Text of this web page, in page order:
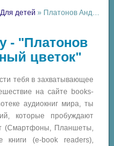
Для детей » Платонов Андрей - Неизвестный цветок
- "Платонов
цветок"
тебя в захватывающее
на сайте books-
аудиокниг мира, ты
которые пробуждают
(Смартфоны, Планшеты,
книги (e-book readers),